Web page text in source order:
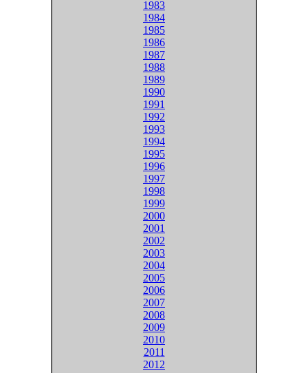
1983
1984
1985
1986
1987
1988
1989
1990
1991
1992
1993
1994
1995
1996
1997
1998
1999
2000
2001
2002
2003
2004
2005
2006
2007
2008
2009
2010
2011
2012